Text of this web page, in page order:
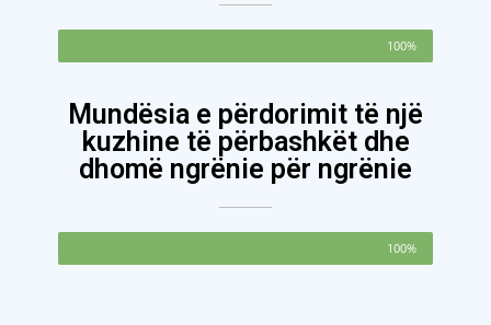
100%
Mundësia e përdorimit të një
kuzhine të përbashkët dhe
dhomë ngrënie për ngrënie
100%